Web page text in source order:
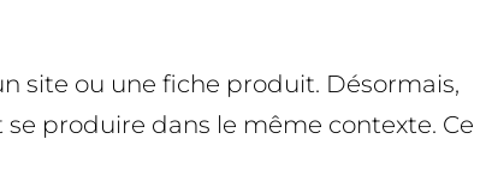
site ou une fiche produit. Désormais,
produire dans le même contexte. Ce